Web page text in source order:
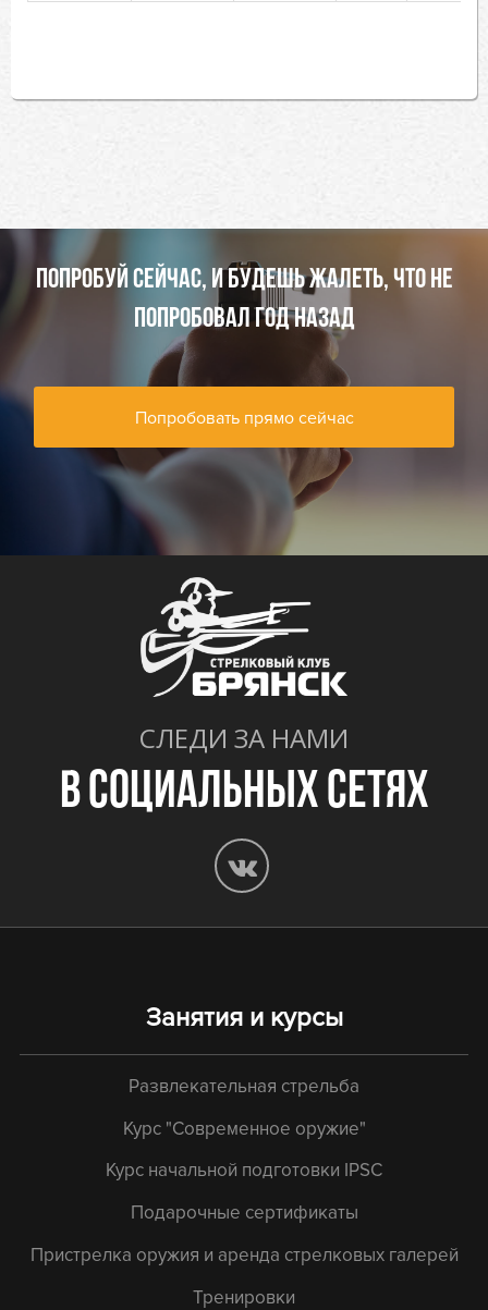
ПОПРОБУЙ СЕЙЧАС, И БУДЕШЬ ЖАЛЕТЬ, ЧТО НЕ
ПОПРОБОВАЛ ГОД НАЗАД
Попробовать прямо сейчас
СЛЕДИ ЗА НАМИ
В СОЦИАЛЬНЫХ СЕТЯХ
Занятия и курсы
Развлекательная стрельба
Курс "Современное оружие"
Курс начальной подготовки IPSC
Подарочные сертификаты
Пристрелка оружия и аренда стрелковых галерей
Тренировки